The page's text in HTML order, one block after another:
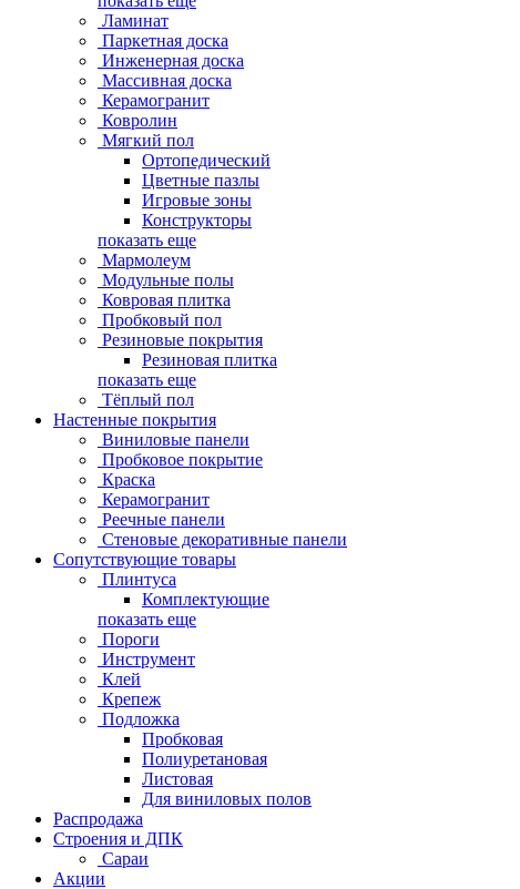
Ламинат
Паркетная доска
Инженерная доска
Массивная доска
Керамогранит
Ковролин
Мягкий пол
Ортопедический
Цветные пазлы
Игровые зоны
Конструкторы
показать еще
Мармолеум
Модульные полы
Ковровая плитка
Пробковый пол
Резиновые покрытия
Резиновая плитка
показать еще
Тёплый пол
Настенные покрытия
Виниловые панели
Пробковое покрытие
Краска
Керамогранит
Реечные панели
Стеновые декоративные панели
Сопутствующие товары
Плинтуса
Комплектующие
показать еще
Пороги
Инструмент
Клей
Крепеж
Подложка
Пробковая
Полиуретановая
Листовая
Для виниловых полов
Распродажа
Строения и ДПК
Сараи
Акции